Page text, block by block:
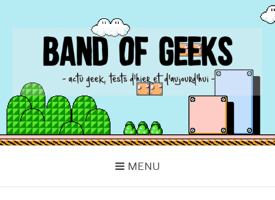
BAND OF GEEKS
Actu Geek d'hier et d'aujourd'hui
MENU